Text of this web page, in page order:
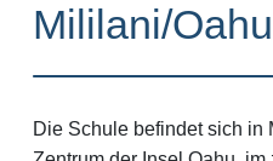
Mililani/Oahu
Die Schule befindet sich in